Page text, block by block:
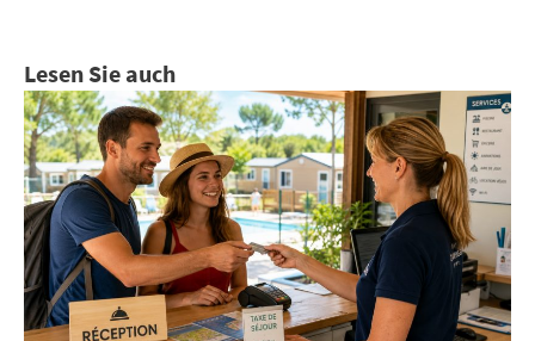
Lesen Sie auch